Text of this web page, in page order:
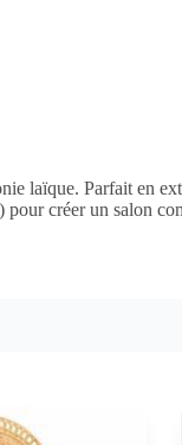
laïque. Parfait en
pour créer un salon